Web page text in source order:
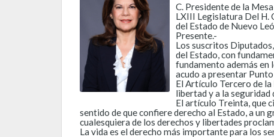
C. Presidente de la
LXIII Legislatura Del H.
del Estado de Nuevo
Presente.-
Los suscritos
del Estado, con
fundamento además en
acudo a presentar
El Artículo Tercero de
libertad y a la seguridad
El artículo Treinta, que
sentido de que confiere derecho al Estado, a un
cualesquiera de los derechos y libertades
La vida es el derecho más importante para los